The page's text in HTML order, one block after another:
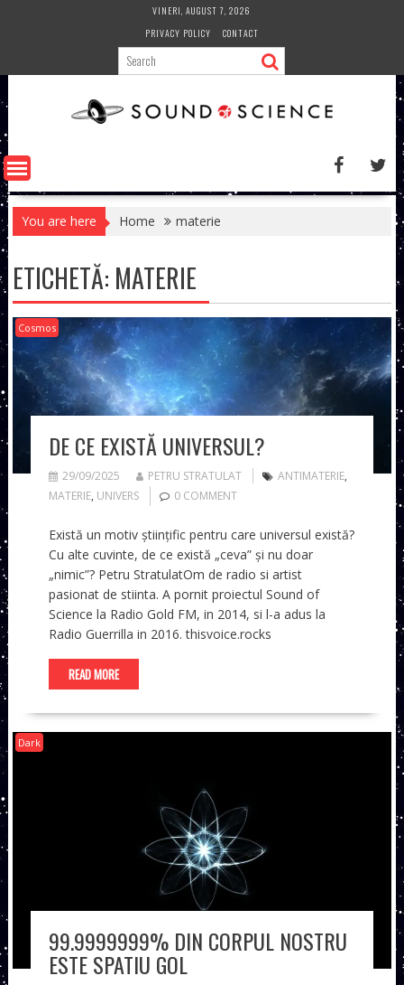
VINERI, AUGUST 7, 2026
PRIVACY POLICY
CONTACT
You are here Home materie
ETICHETĂ: MATERIE
Cosmos
DE CE EXISTĂ UNIVERSUL?
29/09/2025 PETRU STRATULAT ANTIMATERIE,
MATERIE, UNIVERS 0 COMMENT
Există un motiv științific pentru care universul există?
Cu alte cuvinte, de ce există „ceva” și nu doar
„nimic”? Petru StratulatOm de radio si artist
pasionat de stiinta. A pornit proiectul Sound of
Science la Radio Gold FM, in 2014, si l-a adus la
Radio Guerrilla in 2016. thisvoice.rocks
READ MORE
Dark
99.9999999% DIN CORPUL NOSTRU
ESTE SPATIU GOL